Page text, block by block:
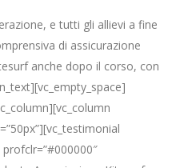
e tutti gli allievi a fine
di assicurazione
anche dopo il corso, con
profclr=”#000000″